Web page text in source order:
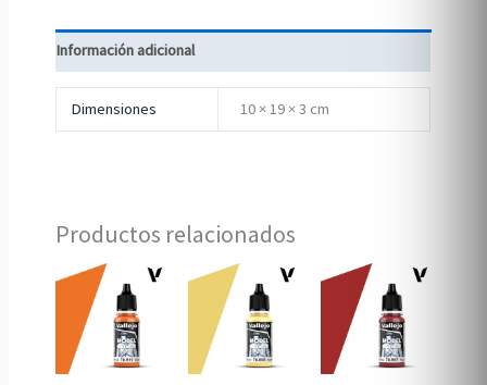
Información adicional
Dimensiones 10 × 19 × 3 cm
Productos relacionados